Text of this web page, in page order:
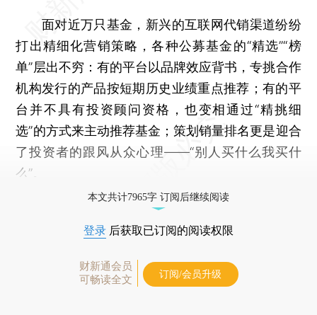
面对近万只基金，新兴的互联网代销渠道纷纷
打出精细化营销策略，各种公募基金的“精选”“榜
单”层出不穷：有的平台以品牌效应背书，专挑合作
机构发行的产品按短期历史业绩重点推荐；有的平
台并不具有投资顾问资格，也变相通过“精挑细
选”的方式来主动推荐基金；策划销量排名更是迎合
了投资者的跟风从众心理——“别人买什么我买什
么”。
本文共计7965字 订阅后继续阅读
登录 后获取已订阅的阅读权限
财新通会员
可畅读全文
订阅/会员升级